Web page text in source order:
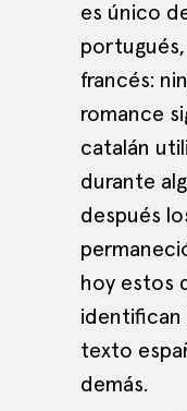
es único
portugués,
francés:
romance
catalán
durante
después
hoy estos
identifican
texto
demás.